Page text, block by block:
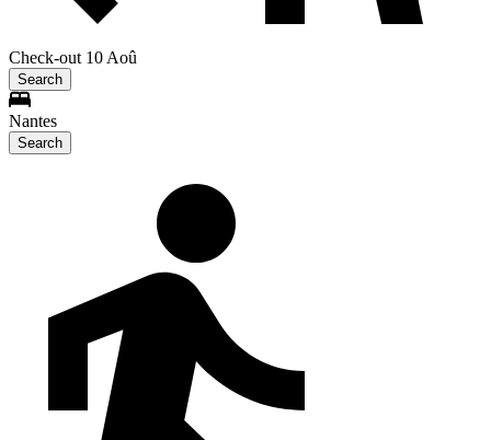
Check-out 10 Aoû
Search
Nantes
Search